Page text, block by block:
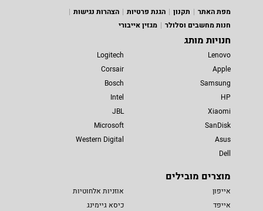
מפת האתר
תקנון הגנת פרטיות
הצהרות נגישות
חנות מחשבים וסלולר
מגזין אייבורי
חנויות מותג
Lenovo
Apple
Samsung
HP
Xiaomi
SanDisk
Asus
Dell
Logitech
Corsair
Bosch
Intel
JBL
Microsoft
Western Digital
מוצרים מובילים
אייפון
אייפד
אוזניות אלחוטיות
כיסא גיימינג